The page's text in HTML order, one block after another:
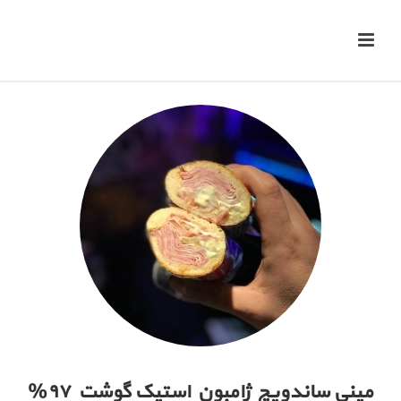
مینی ساندویچ ژامبون استیک گوشت ۹۷%